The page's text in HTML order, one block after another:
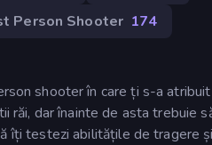
Person Shooter 174
shooter în care ți s-a
răi, dar înainte de asta trebuie
îți testezi abilitățile de tragere